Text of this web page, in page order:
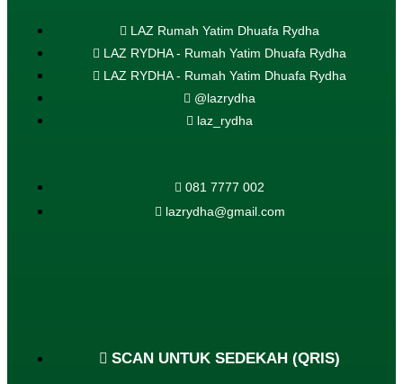
LAZ Rumah Yatim Dhuafa Rydha
LAZ RYDHA - Rumah Yatim Dhuafa Rydha
LAZ RYDHA - Rumah Yatim Dhuafa Rydha
@lazrydha
laz_rydha
081 7777 002
lazrydha@gmail.com
SCAN UNTUK SEDEKAH (QRIS)